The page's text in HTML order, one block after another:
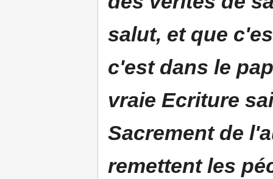
salut, et que
c'est dans le
vraie Ecriture
Sacrement de
remettent les